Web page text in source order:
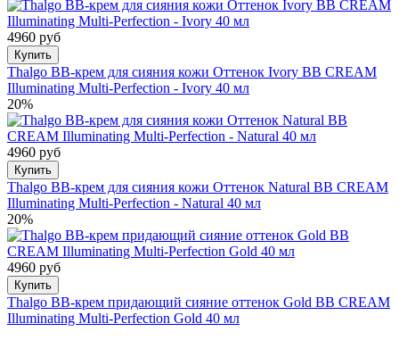
4960 руб
Купить
Thalgo BB-крем для сияния кожи Оттенок Ivory BB CREAM
Illuminating Multi-Perfection - Ivory 40 мл
20%
4960 руб
Купить
Thalgo BB-крем для сияния кожи Оттенок Natural BB CREAM
Illuminating Multi-Perfection - Natural 40 мл
20%
4960 руб
Купить
Thalgo BB-крем придающий сияние оттенок Gold BB CREAM
Illuminating Multi-Perfection Gold 40 мл